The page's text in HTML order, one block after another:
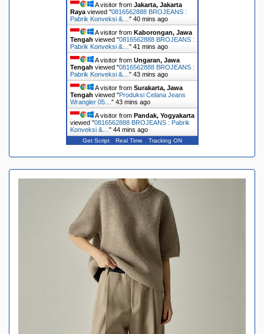
A visitor from Jakarta, Jakarta
Rayaviewed "0816562888 BROJEANS :
Pabrik Konveksi &… " 40 mins ago
A visitor from Kaborongan, Jawa
Tengah viewed "0816562888 BROJEANS :
Pabrik Konveksi &… " 41 mins ago
A visitor from Ungaran, Jawa
Tengah viewed "0816562888 BROJEANS :
Pabrik Konveksi &… " 43 mins ago
A visitor from Surakarta, Jawa
Tengah viewed "Produksi Celana Jeans
Wrangler 05… " 43 mins ago
A visitor from Pandak, Yogyakarta
viewed "0816562888 BROJEANS : Pabrik
Konveksi &… " 44 mins ago
Get Script Real Time Tracking ON